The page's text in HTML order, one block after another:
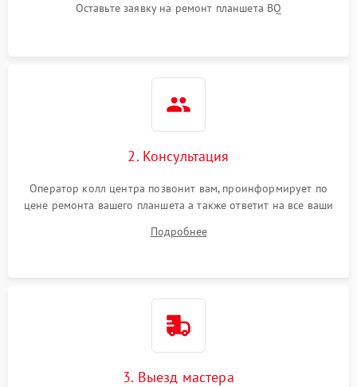
Режим работы
Питание и аккумулятор
Оставьте заявку на ремонт планшета BQ
2. Консультация
Оператор колл центра позвонит вам, проинформирует по
цене ремонта вашего планшета а также ответит на все ваши
Подробнее
3. Выезд мастера